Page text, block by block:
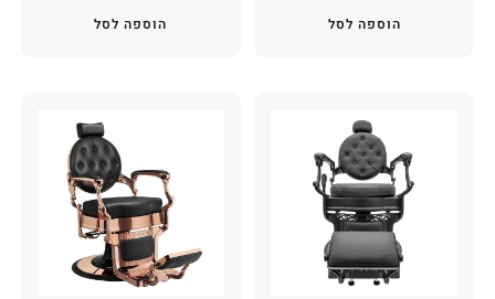
הוספה לסל הוספה לסל